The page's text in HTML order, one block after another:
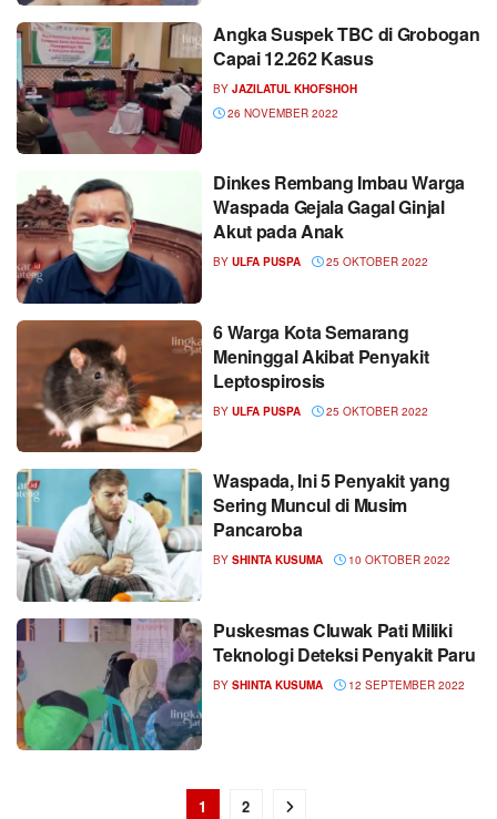
Angka Suspek TBC di Grobogan
Capai 12.262 Kasus
BY JAZILATUL KHOFSHOH
26 NOVEMBER 2022
Dinkes Rembang Imbau Warga
Waspada Gejala Gagal Ginjal
Akut pada Anak
BY ULFA PUSPA 25 OKTOBER 2022
6 Warga Kota Semarang
Meninggal Akibat Penyakit
Leptospirosis
BY ULFA PUSPA 25 OKTOBER 2022
Waspada, Ini 5 Penyakit yang
Sering Muncul di Musim
Pancaroba
BY SHINTA KUSUMA 10 OKTOBER 2022
Puskesmas Cluwak Pati Miliki
Teknologi Deteksi Penyakit Paru
BY SHINTA KUSUMA 12 SEPTEMBER 2022
1 2